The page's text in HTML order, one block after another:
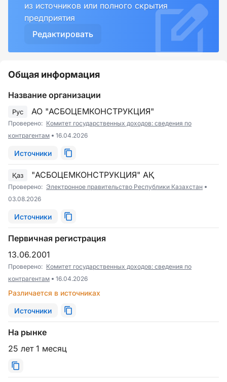
из источников или полного скрытия
предприятия
Редактировать
Общая информация
Название организации
Рус АО "АСБОЦЕМКОНСТРУКЦИЯ"
Проверено: Комитет государственных доходов: сведения по
контрагентам
16.04.2026
Источники
Қаз "АСБОЦЕМКОНСТРУКЦИЯ" АҚ
Проверено: Электронное правительство Республики Казахстан
03.08.2026
Источники
Первичная регистрация
13.06.2001
Проверено: Комитет государственных доходов: сведения по
контрагентам
16.04.2026
Различается в источниках
Источники
На рынке
25 лет 1 месяц